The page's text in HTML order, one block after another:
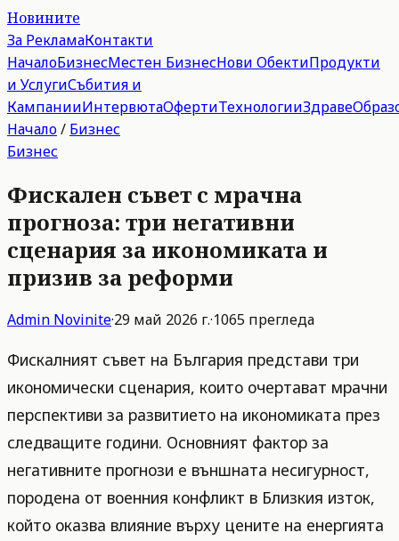
Новините
За РекламаКонтакти
НачалоБизнесМестен БизнесНови ОбектиПродукти
и УслугиСъбития и
КампанииИнтервютаОфертиТехнологииЗдраве
Начало/ Бизнес
Бизнес
Фискален съвет с мрачна
прогноза: три негативни
сценария за икономиката и
призив за реформи
Admin Novinite·29 май 2026 г.·1065 прегледа
Фискалният съвет на България представи три
икономически сценария, които очертават мрачни
перспективи за развитието на икономиката през
следващите години. Основният фактор за
негативните прогнози е външната несигурност,
породена от военния конфликт в Близкия изток,
който оказва влияние върху цените на енергията